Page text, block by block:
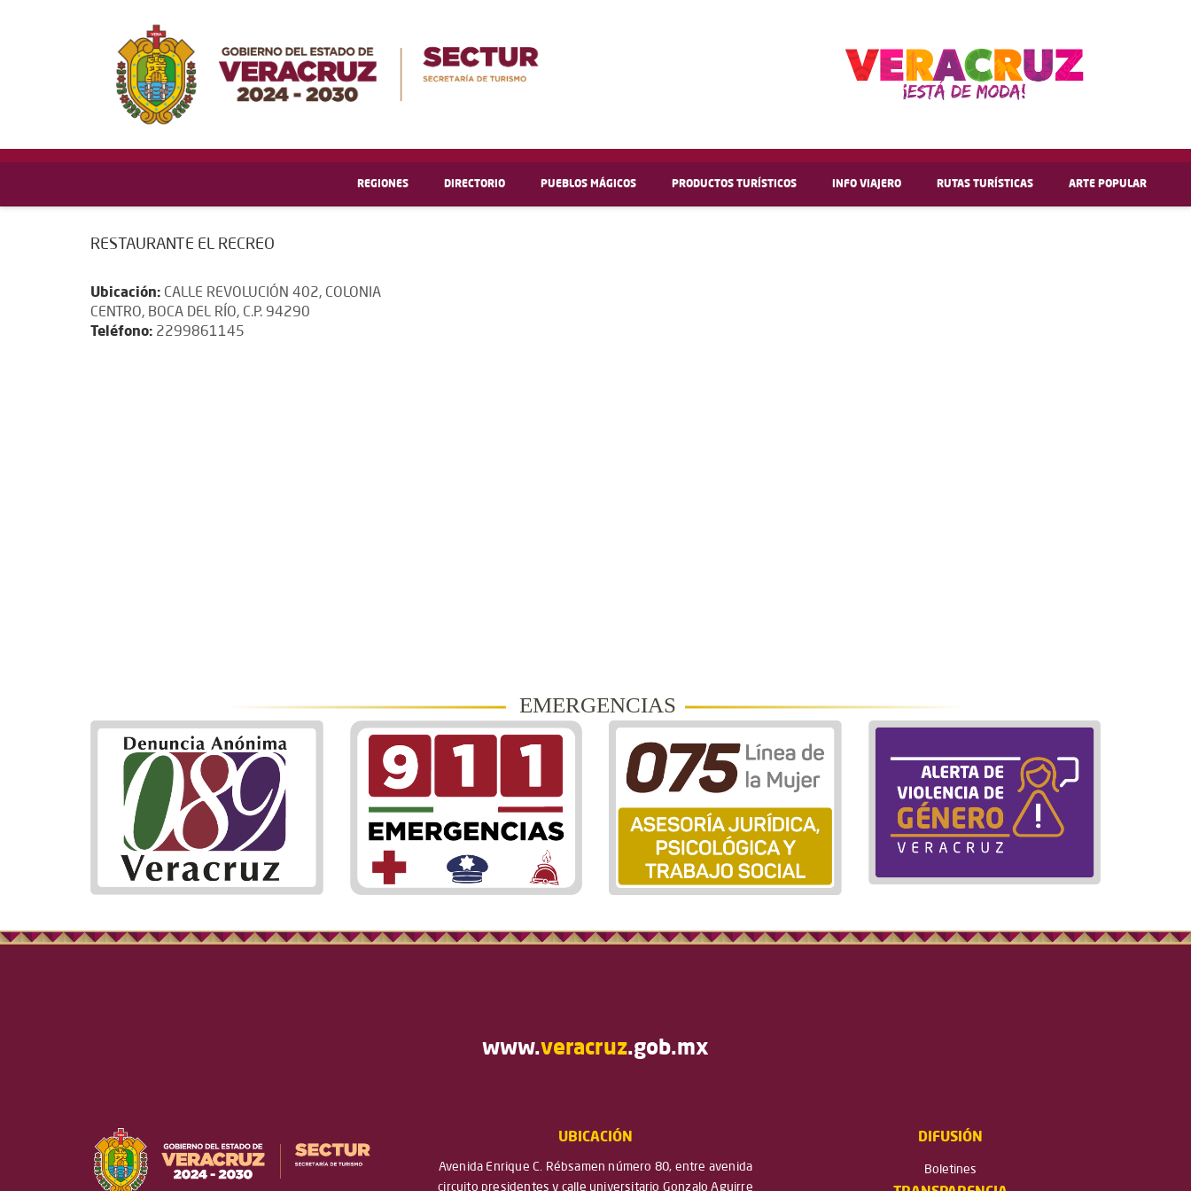
REGIONES DIRECTORIO PUEBLOS MÁGICOS PRODUCTOS TURÍSTICOS INFO VIAJERO RUTAS TURÍSTICAS ARTE POPULAR
RESTAURANTE EL RECREO
Ubicación: CALLE REVOLUCIÓN 402, COLONIA
CENTRO, BOCA DEL RÍO, C.P. 94290
Teléfono: 2299861145
EMERGENCIAS
www.veracruz.gob.mx
UBICACIÓN
Avenida Enrique C. Rébsamen número 80, entre avenida
circuito presidentes y calle universitario Gonzalo Aguirre
DIFUSIÓN
Boletines